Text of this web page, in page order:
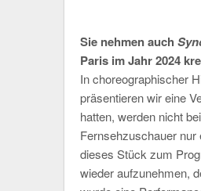
Sie nehmen auch
Paris im Jahr 2024
In choreographischer
präsentieren wir eine
hatten, werden nicht
Fernsehzuschauer nur
dieses Stück zum
wieder aufzunehmen,